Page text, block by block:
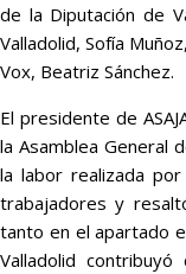
de la Diputación de
Valladolid, Sofía
Vox, Beatriz Sánchez.
El presidente de
la Asamblea General
la labor realizada por
trabajadores y
tanto en el apartado
Valladolid